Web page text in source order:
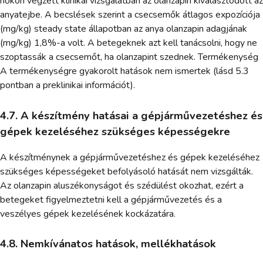
anyatejbe. A becslések szerint a csecsemők átlagos expozíciója
(mg/kg) steady state állapotban az anya olanzapin adagjának
(mg/kg) 1,8%-a volt. A betegeknek azt kell tanácsolni, hogy ne
szoptassák a csecsemőt, ha olanzapint szednek. Termékenység
A termékenységre gyakorolt hatások nem ismertek (lásd 5.3
pontban a preklinikai információt).
4.7. A készítmény hatásai a gépjárművezetéshez és
gépek kezeléséhez szükséges képességekre
A készítménynek a gépjárművezetéshez és gépek kezeléséhez
szükséges képességeket befolyásoló hatását nem vizsgálták.
Az olanzapin aluszékonyságot és szédülést okozhat, ezért a
betegeket figyelmeztetni kell a gépjárművezetés és a
veszélyes gépek kezelésének kockázatára.
4.8. Nemkívánatos hatások, mellékhatások